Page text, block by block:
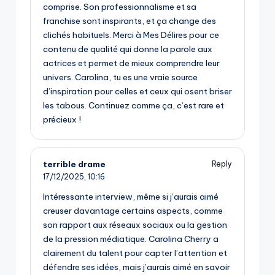
comprise. Son professionnalisme et sa
franchise sont inspirants, et ça change des
clichés habituels. Merci à Mes Délires pour ce
contenu de qualité qui donne la parole aux
actrices et permet de mieux comprendre leur
univers. Carolina, tu es une vraie source
d’inspiration pour celles et ceux qui osent briser
les tabous. Continuez comme ça, c’est rare et
précieux !
terrible drame
Reply
17/12/2025, 10:16
Intéressante interview, même si j’aurais aimé
creuser davantage certains aspects, comme
son rapport aux réseaux sociaux ou la gestion
de la pression médiatique. Carolina Cherry a
clairement du talent pour capter l’attention et
défendre ses idées, mais j’aurais aimé en savoir